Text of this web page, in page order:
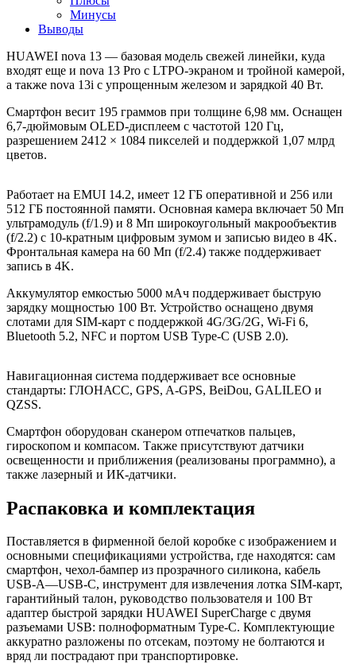
Минусы
Выводы
HUAWEI nova 13 — базовая модель свежей линейки, куда
входят еще и nova 13 Pro с LTPO-экраном и тройной камерой,
а также nova 13i с упрощенным железом и зарядкой 40 Вт.
Смартфон весит 195 граммов при толщине 6,98 мм. Оснащен
6,7-дюймовым OLED-дисплеем с частотой 120 Гц,
разрешением 2412 × 1084 пикселей и поддержкой 1,07 млрд
цветов.
Работает на EMUI 14.2, имеет 12 ГБ оперативной и 256 или
512 ГБ постоянной памяти. Основная камера включает 50 Мп
ультрамодуль (f/1.9) и 8 Мп широкоугольный макрообъектив
(f/2.2) с 10-кратным цифровым зумом и записью видео в 4K.
Фронтальная камера на 60 Мп (f/2.4) также поддерживает
запись в 4K.
Аккумулятор емкостью 5000 мАч поддерживает быструю
зарядку мощностью 100 Вт. Устройство оснащено двумя
слотами для SIM-карт с поддержкой 4G/3G/2G, Wi-Fi 6,
Bluetooth 5.2, NFC и портом USB Type-C (USB 2.0).
Навигационная система поддерживает все основные
стандарты: ГЛОНАСС, GPS, A-GPS, BeiDou, GALILEO и
QZSS.
Смартфон оборудован сканером отпечатков пальцев,
гироскопом и компасом. Также присутствуют датчики
освещенности и приближения (реализованы программно), а
также лазерный и ИК-датчики.
Распаковка и комплектация
Поставляется в фирменной белой коробке с изображением и
основными спецификациями устройства, где находятся: сам
смартфон, чехол-бампер из прозрачного силикона, кабель
USB-A—USB-C, инструмент для извлечения лотка SIM-карт,
гарантийный талон, руководство пользователя и 100 Вт
адаптер быстрой зарядки HUAWEI SuperCharge с двумя
разъемами USB: полноформатным Type-C. Комплектующие
аккуратно разложены по отсекам, поэтому не болтаются и
вряд ли пострадают при транспортировке.